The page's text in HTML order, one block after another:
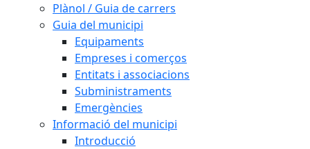
Plànol / Guia de carrers
Guia del municipi
Equipaments
Empreses i comerços
Entitats i associacions
Subministraments
Emergències
Informació del municipi
Introducció